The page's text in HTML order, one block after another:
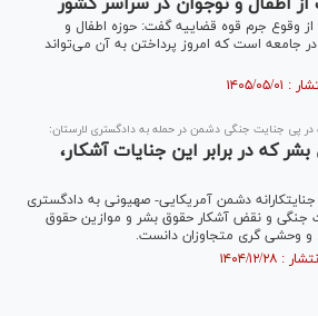
وقوع جرم قوه قضاییه گفت: حوزه اطفال و
جامعه است که امروز پرداختن به آن می‌تواند
پی جنایت جنگی دشمن در حمله به دادگستری لارستان:
که در برابر این جنایات آشکار،
دشمن آمریکایی- صهیونی به دادگستری
جنگی و نقض آشکار حقوق بشر و موازین حقوق
و وحشی گری متجاوزان دانست.